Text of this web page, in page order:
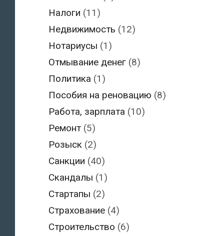
Налоги (11)
Недвижимость (12)
Нотариусы (1)
Отмывание денег (8)
Политика (1)
Пособия на реновацию (8)
Работа, зарплата (10)
Ремонт (5)
Розыск (2)
Санкции (40)
Скандалы (1)
Стартапы (2)
Страхование (4)
Строительство (6)